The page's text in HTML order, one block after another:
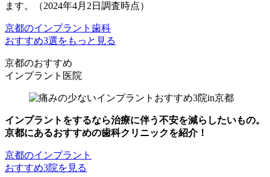
ます。（2024年4月2日調査時点）
京都のインプラント歯科
おすすめ3選をもっと見る
京都のおすすめ
インプラント医院
インプラントをするなら治療に伴う不安を減らしたいもの。
京都にあるおすすめの歯科クリニックを紹介！
京都のインプラント
おすすめ3院を見る